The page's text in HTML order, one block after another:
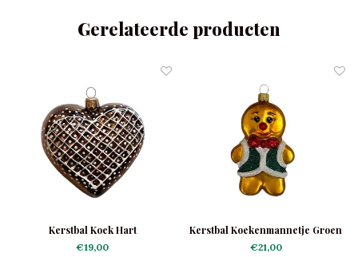
Gerelateerde producten
Kerstbal Koek Hart
€19,00
Kerstbal Koekenmannetje Groen
Jasje
€21,00